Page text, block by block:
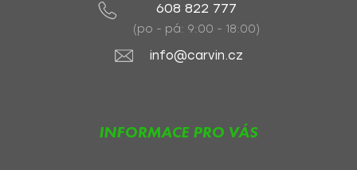
608 822 777
(po - pá: 9:00 - 18:00)
info@carvin.cz
INFORMACE PRO VÁS